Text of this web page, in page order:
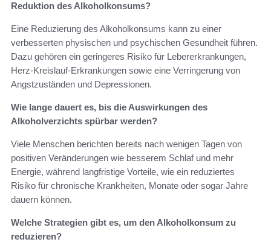
Reduktion des Alkoholkonsums?
Eine Reduzierung des Alkoholkonsums kann zu einer
verbesserten physischen und psychischen Gesundheit führen.
Dazu gehören ein geringeres Risiko für Lebererkrankungen,
Herz-Kreislauf-Erkrankungen sowie eine Verringerung von
Angstzuständen und Depressionen.
Wie lange dauert es, bis die Auswirkungen des
Alkoholverzichts spürbar werden?
Viele Menschen berichten bereits nach wenigen Tagen von
positiven Veränderungen wie besserem Schlaf und mehr
Energie, während langfristige Vorteile, wie ein reduziertes
Risiko für chronische Krankheiten, Monate oder sogar Jahre
dauern können.
Welche Strategien gibt es, um den Alkoholkonsum zu
reduzieren?